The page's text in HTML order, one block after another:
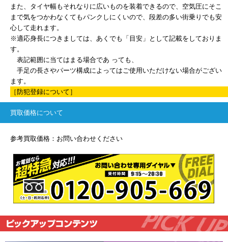
また、タイヤ幅もそれなりに広いものを装着できるので、空気圧にそこ
まで気をつかわなくてもパンクしにくいので、段差の多い街乗りでも安
心して走れます。
※適応身長につきましては、あくでも「目安」として記載をしておりま
す。
表記範囲に当てはまる場合であ っても、
手足の長さやパーツ構成によってはご使用いただけない場合がござい
ます。
［防犯登録について］
買取価格について
参考買取価格：お問い合わせください